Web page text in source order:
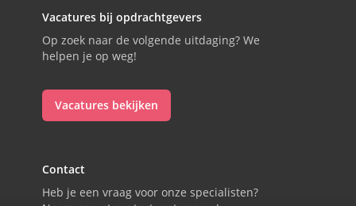
Contact
Heb je een vraag voor onze specialisten?
Vacatures bij opdrachtgevers
Op zoek naar de volgende uitdaging? We
helpen je op weg!
Vacatures bekijken